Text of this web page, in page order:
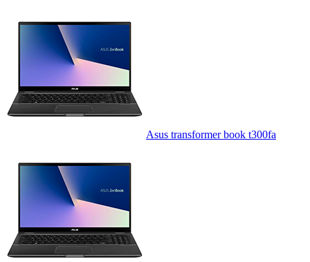
Asus transformer book t300fa